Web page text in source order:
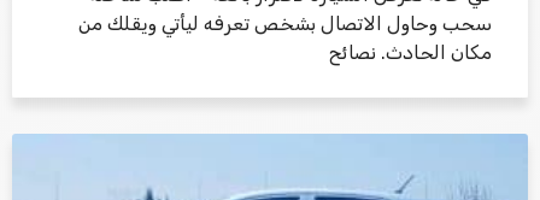
سحب وحاول الاتصال بشخص تعرفه ليأتي ويقلك من
مكان الحادث. نصائح